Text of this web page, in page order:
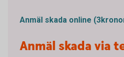
Anmäl skada online
Anmäl skada via